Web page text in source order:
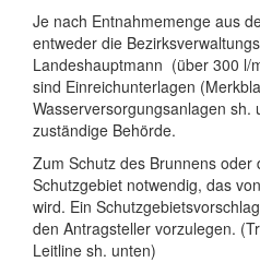
Je nach Entnahmemenge aus
entweder die
Landeshauptmann (über 300 l/
sind Einreichunterlagen
Wasserversorgungsanlagen
zuständige Behörde.
Zum Schutz des Brunnens oder
Schutzgebiet notwendig, das
wird. Ein
den Antragsteller vorzulegen.
Leitline sh. unten)